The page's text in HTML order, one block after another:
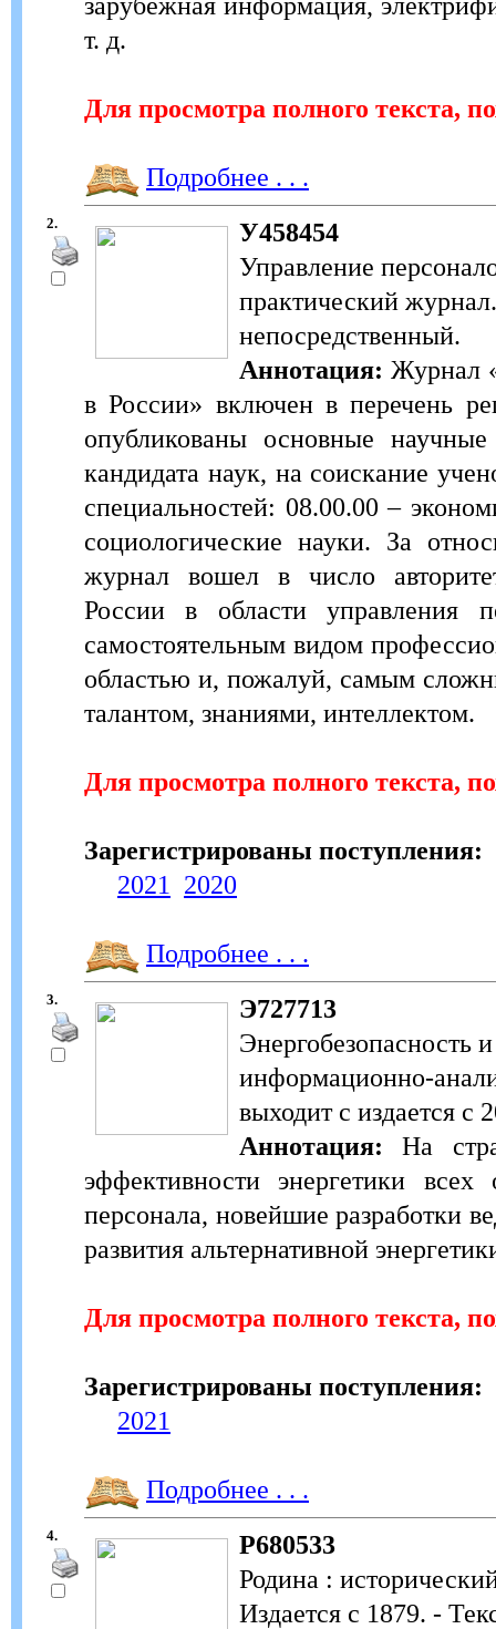
т. д.
Для просмотра полного текста,
Подробнее . . .
2.
У458454
Управление
практический
непосредственный.
Аннотация: Журнал
в России» включен в перечень
опубликованы основные
кандидата наук, на соискание
специальностей: 08.00.00 –
социологические науки. За
журнал вошел в число
России в области управления
самостоятельным видом
областью и, пожалуй, самым
талантом, знаниями, интеллектом.
Для просмотра полного текста,
Зарегистрированы поступления:
2021
2020
Подробнее . . .
3.
Э727713
Энергобезопасность
информационно-
выходит с издается с
Аннотация: На
эффективности энергетики всех
персонала, новейшие разработки
развития альтернативной
Для просмотра полного текста,
Зарегистрированы поступления:
2021
Подробнее . . .
4.
Р680533
Родина :
Издается с 1879. -